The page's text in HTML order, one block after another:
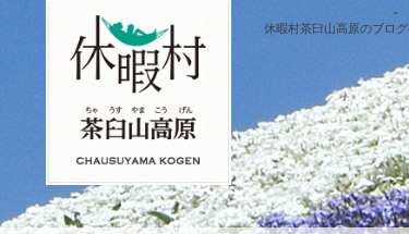
休暇村茶臼山高原のブログ